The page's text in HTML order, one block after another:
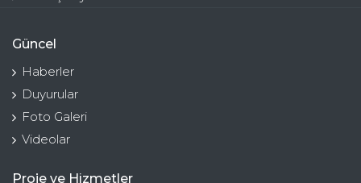
Güncel
Haberler
Duyurular
Foto Galeri
Videolar
Proje ve Hizmetler